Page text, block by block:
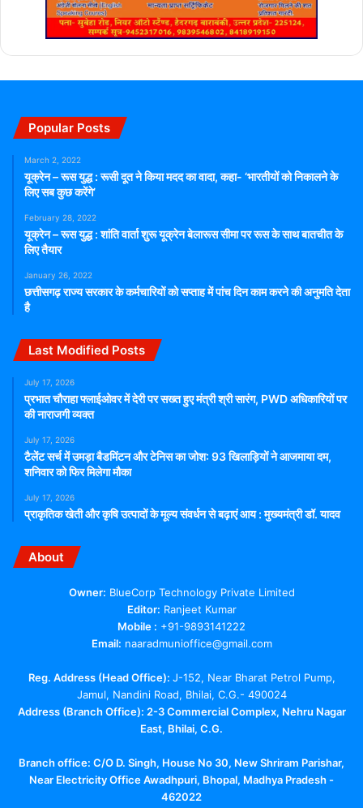
Popular Posts
March 2, 2022
यूक्रेन – रूस युद्ध : रूसी दूत ने किया मदद का वादा, कहा- ‘भारतीयों को निकालने के
लिए सब कुछ करेंगे’
February 28, 2022
यूक्रेन – रूस युद्ध : शांति वार्ता शुरू यूक्रेन बेलारूस सीमा पर रूस के साथ बातचीत के
लिए तैयार
January 26, 2022
छत्तीसगढ़ राज्य सरकार के कर्मचारियों को सप्ताह में पांच दिन काम करने की अनुमति देता
है
Last Modified Posts
July 17, 2026
प्रभात चौराहा फ्लाईओवर में देरी पर सख्त हुए मंत्री श्री सारंग, PWD अधिकारियों पर
की नाराजगी व्यक्त
July 17, 2026
टैलेंट सर्च में उमड़ा बैडमिंटन और टेनिस का जोश: 93 खिलाड़ियों ने आजमाया दम,
शनिवार को फिर मिलेगा मौका
July 17, 2026
प्राकृतिक खेती और कृषि उत्पादों के मूल्य संवर्धन से बढ़ाएं आय : मुख्यमंत्री डॉ. यादव
About
Owner: BlueCorp Technology Private Limited
Editor: Ranjeet Kumar
Mobile : +91-9893141222
Email: naaradmunioffice@gmail.com
Reg. Address (Head Office): J-152, Near Bharat Petrol Pump,
Jamul, Nandini Road, Bhilai, C.G.- 490024
Address (Branch Office): 2-3 Commercial Complex, Nehru Nagar
East, Bhilai, C.G.
Branch office: C/O D. Singh, House No 30, New Shriram Parishar,
Near Electricity Office Awadhpuri, Bhopal, Madhya Pradesh -
462022